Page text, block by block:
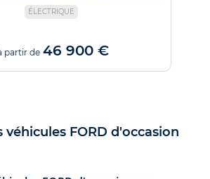
ÉLECTRIQUE
partir de 46 900 €
véhicules FORD d'occasion